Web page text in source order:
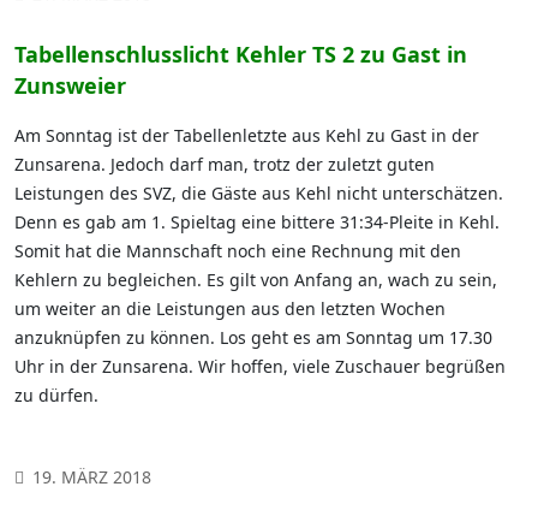
Tabellenschlusslicht Kehler TS 2 zu Gast in
Zunsweier
Am Sonntag ist der Tabellenletzte aus Kehl zu Gast in der
Zunsarena. Jedoch darf man, trotz der zuletzt guten
Leistungen des SVZ, die Gäste aus Kehl nicht unterschätzen.
Denn es gab am 1. Spieltag eine bittere 31:34-Pleite in Kehl.
Somit hat die Mannschaft noch eine Rechnung mit den
Kehlern zu begleichen. Es gilt von Anfang an, wach zu sein,
um weiter an die Leistungen aus den letzten Wochen
anzuknüpfen zu können. Los geht es am Sonntag um 17.30
Uhr in der Zunsarena. Wir hoffen, viele Zuschauer begrüßen
zu dürfen.
19. MÄRZ 2018